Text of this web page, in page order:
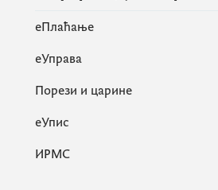
eПлаћање
еУправа
Порези и царине
eУпис
ИРМС